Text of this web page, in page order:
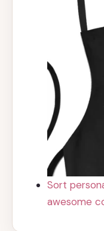
Sort
awesome